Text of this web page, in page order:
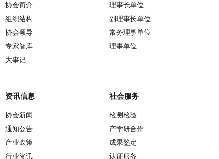
协会简介
组织结构
协会领导
专家智库
大事记
理事长单位
副理事长单位
常务理事单位
理事单位
资讯信息
协会新闻
通知公告
产业政策
行业资讯
社会服务
检测检验
产学研合作
成果鉴定
认证服务